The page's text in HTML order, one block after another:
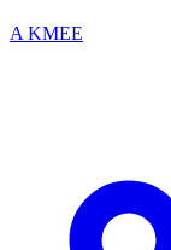
A KMEE